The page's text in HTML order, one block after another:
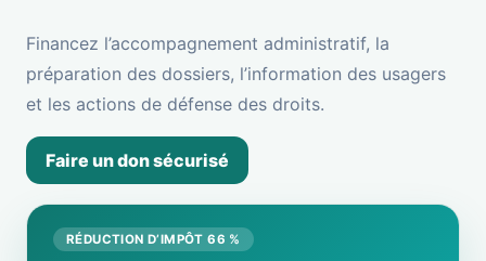
Financez l’accompagnement administratif, la
préparation des dossiers, l’information des usagers
et les actions de défense des droits.
Faire un don sécurisé
RÉDUCTION D’IMPÔT 66 %